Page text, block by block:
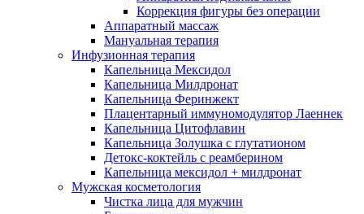
Коррекция фигуры без операции
Аппаратный массаж
Мануальная терапия
Инфузионная терапия
Капельница Мексидол
Капельница Милдронат
Капельница Феринжект
Плацентарный иммуномодулятор Лаеннек
Капельница Цитофлавин
Капельница Золушка с глутатионом
Детокс-коктейль с реамберином
Капельница мексидол + милдронат
Мужская косметология
Чистка лица для мужчин